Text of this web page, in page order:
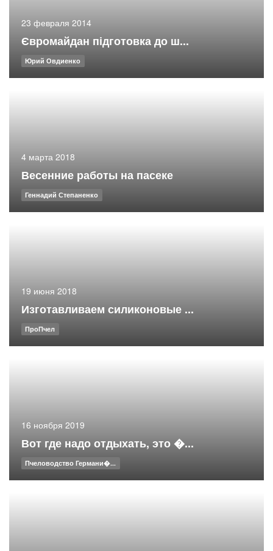
23 февраля 2014
Євромайдан підготовка до ш...
Юрий Овдиенко
4 марта 2018
Весенние работы на пасеке
Геннадий Степаненко
19 июня 2018
Изготавливаем силиконовые ...
ПроПчел
16 ноября 2019
Вот где надо отдыхать, это �...
Пчеловодство Германи�...